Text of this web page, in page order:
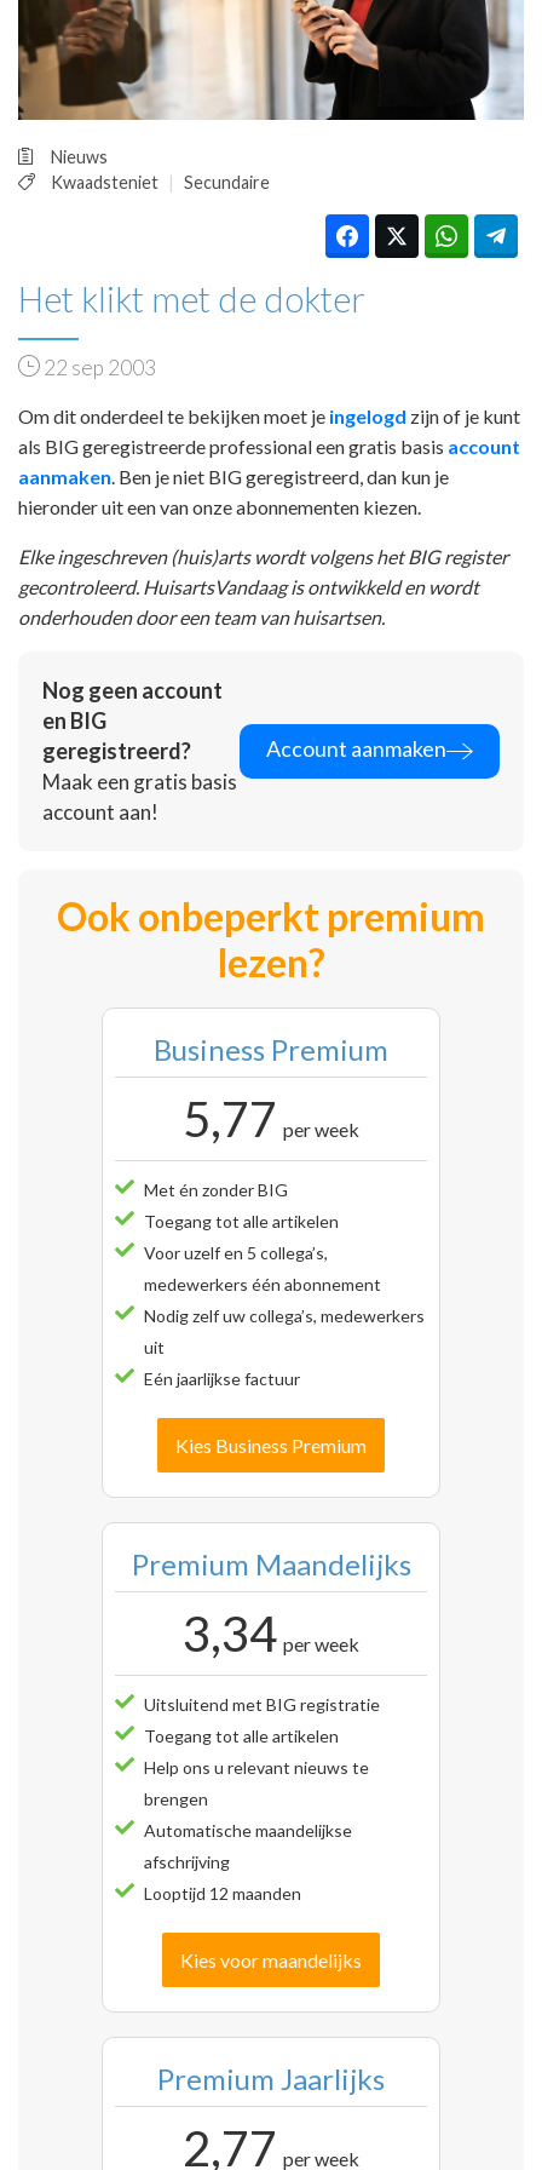
PRAKTIJKZAKEN
TARIEVEN
VPHUISARTSEN
INLOGGEN
Nieuws
Kwaadsteniet
Secundaire
Het klikt met de dokter
22 sep 2003
Om dit onderdeel te bekijken moet je ingelogd zijn of je kunt
als BIG geregistreerde professional een gratis basis account
aanmaken . Ben je niet BIG geregistreerd, dan kun je
hieronder uit een van onze abonnementen kiezen.
Elke ingeschreven (huis)arts wordt volgens het BIG register
gecontroleerd. HuisartsVandaag is ontwikkeld en wordt
onderhouden door een team van huisartsen.
Nog geen account
en BIG
geregistreerd?
Maak een gratis basis
account aan!
Account aanmaken
Ook onbeperkt premium
lezen?
Business Premium
5,77 per week
Met én zonder BIG
Toegang tot alle artikelen
Voor uzelf en 5 collega’s,
medewerkers één abonnement
Nodig zelf uw collega’s, medewerkers
uit
Eén jaarlijkse factuur
Kies Business Premium
Premium Maandelijks
3,34 per week
Uitsluitend met BIG registratie
Toegang tot alle artikelen
Help ons u relevant nieuws te
brengen
Automatische maandelijkse
afschrijving
Looptijd 12 maanden
Kies voor maandelijks
Premium Jaarlijks
2,77 per week